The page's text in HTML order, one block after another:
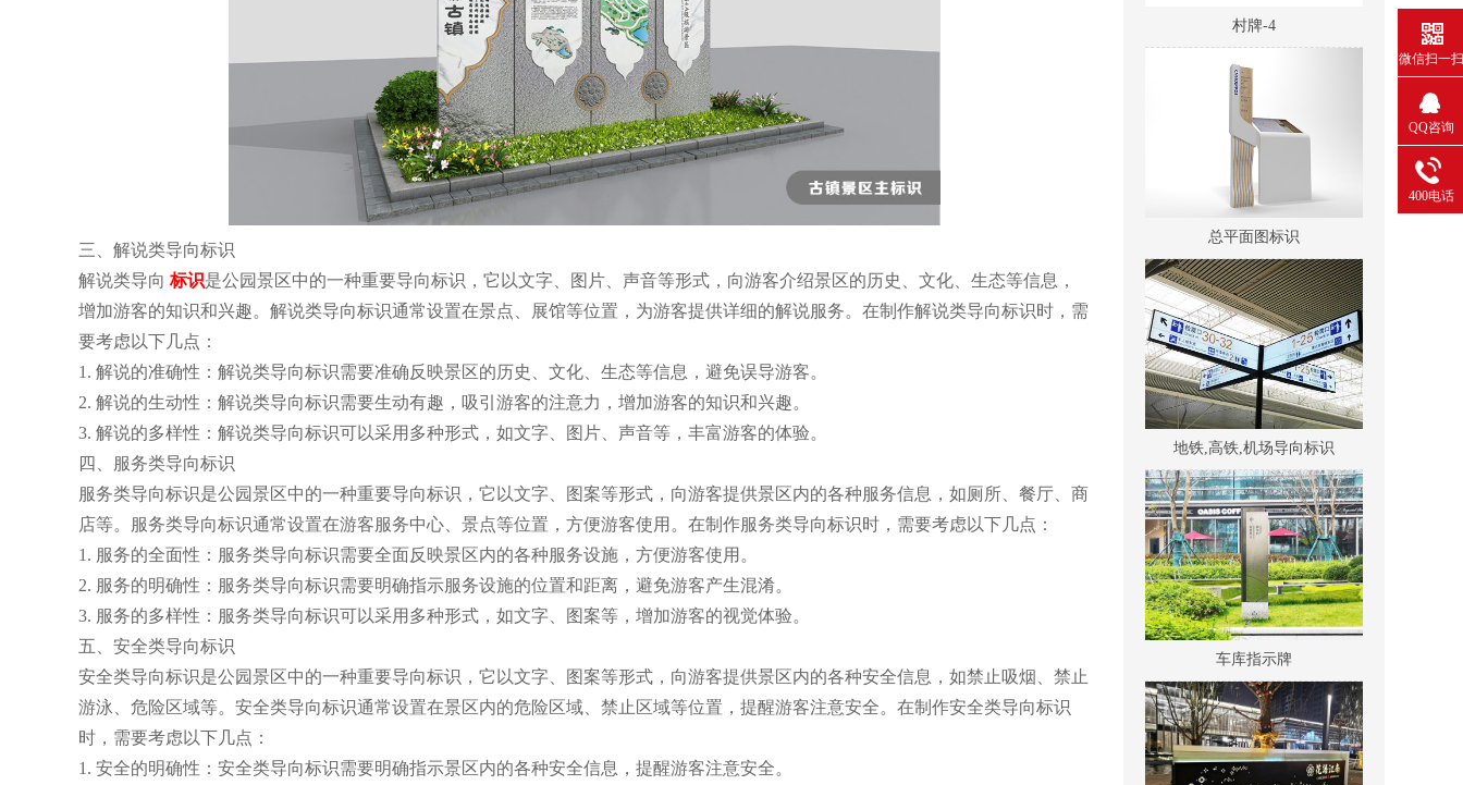
三、解说类导向标识
解说类导向 标识是公园景区中的一种重要导向标识，它以文字、图片、声音等形式，向游客介绍景区的历史、文化、生态等信息，
增加游客的知识和兴趣。解说类导向标识通常设置在景点、展馆等位置，为游客提供详细的解说服务。在制作解说类导向标识时，需
要考虑以下几点：
1. 解说的准确性：解说类导向标识需要准确反映景区的历史、文化、生态等信息，避免误导游客。
2. 解说的生动性：解说类导向标识需要生动有趣，吸引游客的注意力，增加游客的知识和兴趣。
3. 解说的多样性：解说类导向标识可以采用多种形式，如文字、图片、声音等，丰富游客的体验。
四、服务类导向标识
服务类导向标识是公园景区中的一种重要导向标识，它以文字、图案等形式，向游客提供景区内的各种服务信息，如厕所、餐厅、商
店等。服务类导向标识通常设置在游客服务中心、景点等位置，方便游客使用。在制作服务类导向标识时，需要考虑以下几点：
1. 服务的全面性：服务类导向标识需要全面反映景区内的各种服务设施，方便游客使用。
2. 服务的明确性：服务类导向标识需要明确指示服务设施的位置和距离，避免游客产生混淆。
3. 服务的多样性：服务类导向标识可以采用多种形式，如文字、图案等，增加游客的视觉体验。
五、安全类导向标识
安全类导向标识是公园景区中的一种重要导向标识，它以文字、图案等形式，向游客提供景区内的各种安全信息，如禁止吸烟、禁止
游泳、危险区域等。安全类导向标识通常设置在景区内的危险区域、禁止区域等位置，提醒游客注意安全。在制作安全类导向标识
时，需要考虑以下几点：
1. 安全的明确性：安全类导向标识需要明确指示景区内的各种安全信息，提醒游客注意安全。
总平面图标识
地铁,高铁,机场导向标识
车库指示牌
微信扫一扫
QQ咨询
400电话